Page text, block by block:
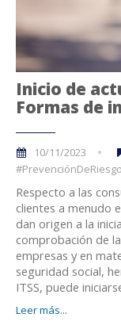
Inicio de
Formas de
10/11/2023
Respecto a las
clientes a menudo
dan origen a la
comprobación de
empresas y en
seguridad social,
ITSS, puede
Leer más...